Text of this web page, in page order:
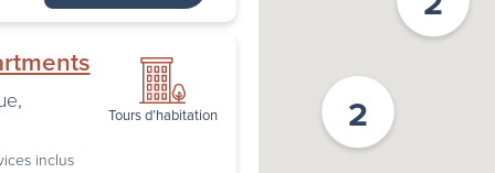
Tours d’habitation
,
inclus
2